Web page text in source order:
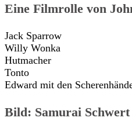
Eine Filmrolle von
Jack Sparrow
Willy Wonka
Hutmacher
Tonto
Edward mit den
Bild: Samurai Schwert